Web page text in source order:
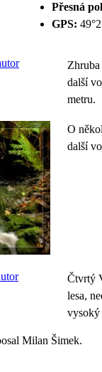
Přesná
GPS:
další
metru.
O
další
Čtvrtý
lesa,
vysoký
Milan Šimek.